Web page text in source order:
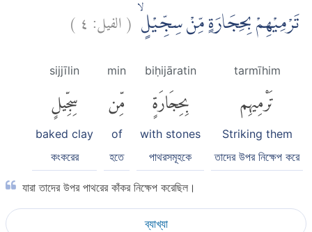
تَرْمِيْهِمْ بِحِجَارَةٍ مِّنْ سِجِّيْلٍۙ (الفيل: ٤)
tarmīhim
تَرْمِيهِم
Striking them
তাদের উপর নিক্ষেপ করে
biḥijāratin
بِحِجَارَةٍ
with stones
পাথরসমূহকে
min
مِّن
of
হতে
sijjīlin
سِجِّيلٍ
baked clay
কংকরের
যারা তাদের উপর পাথরের কাঁকর নিক্ষেপ করেছিল।
ব্যাখ্যা